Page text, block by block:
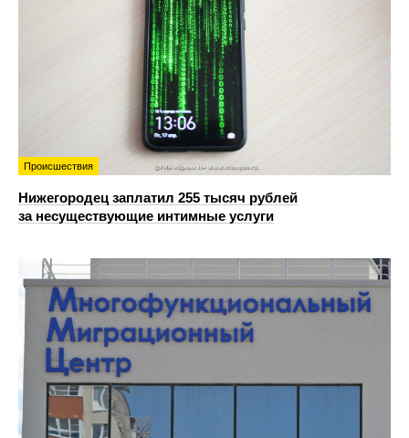
Происшествия
Нижегородец заплатил 255 тысяч рублей
за несуществующие интимные услуги